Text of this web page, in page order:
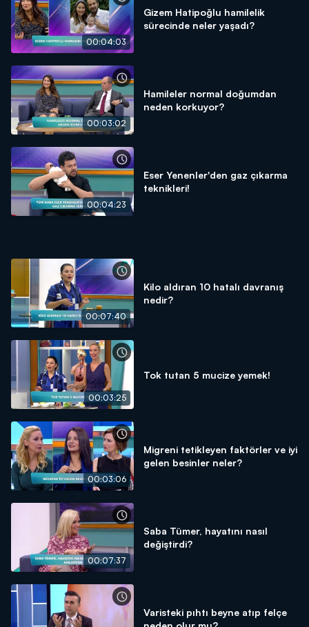
00:04:03
Gizem Hatipoğlu hamilelik
sürecinde neler yaşadı?
00:03:02
Hamileler normal doğumdan
neden korkuyor?
00:04:23
Eser Yenenler'den gaz çıkarma
teknikleri!
00:07:40
Kilo aldıran 10 hatalı davranış
nedir?
00:03:25
Tok tutan 5 mucize yemek!
00:03:06
Migreni tetikleyen faktörler ve iyi
gelen besinler neler?
00:07:37
Saba Tümer, hayatını nasıl
değiştirdi?
Varisteki pıhtı beyne atıp felçe